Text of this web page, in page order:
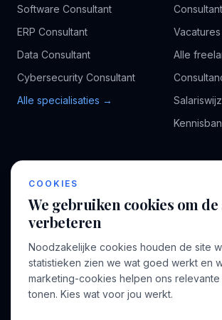
Software Consultant
ERP Consultant
Data Consultant
Cybersecurity Consultant
Alle specialisaties →
Vacatures
Alle
BEDRIJF
Bedrijven
Blog
Contact
VOOR
Inloggen
COOKIES
We gebruiken cookies om de
verbeteren
Noodzakelijke cookies houden de site
statistieken zien we wat goed werkt en
marketing-cookies helpen ons
tonen. Kies wat voor jou werkt.